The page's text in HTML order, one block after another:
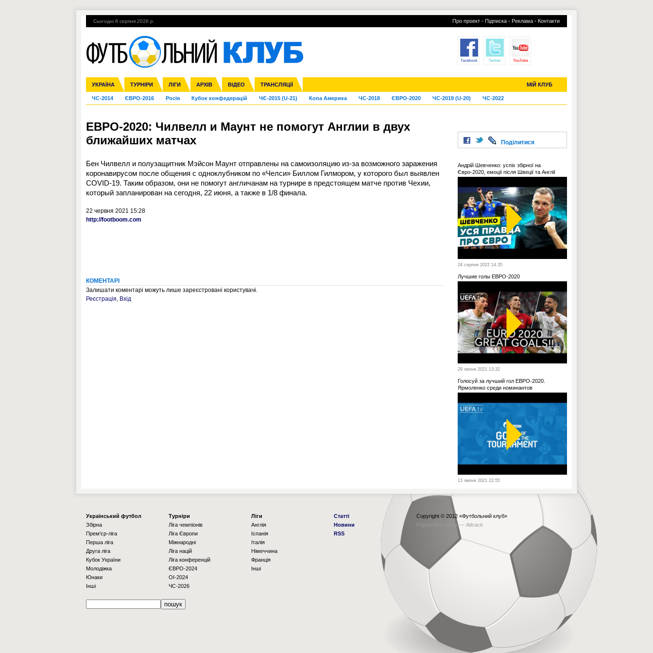
Сьогодні 8 серпня 2026 р. Про проект - Підписка - Реклама - Контакти
УКРАЇНА ТУРНІРИ ЛІГИ АРХІВ ВІДЕО ТРАНСЛЯЦІЇ МІЙ КЛУБ
Збірна Прем'єр-ліга Перша ліга Друга ліга Кубок України Молодіжка
Ліга чемпіонів Ліга Європи Міжнародні Ліга націй Ліга конференцій
Англія Іспанія Італія Німеччина Франція Інші
ЧС-2014 ЄВРО-2016 Росія Кубок конфедерацій ЧЄ-2015 (U-21) Копа Америка ЧС-2018 ЄВРО-2020 ЧС-2019 (U-20) ЧС-2022
Гарячі теми УПЛ, 2-й тур ВІЙНА УПЛ-ПЕРЕХОДИ УСІ ТРАНСФЕРИ
ЕВРО-2020: Чилвелл и Маунт не помогут Англии в двух
ближайших матчах
Бен Чилвелл и полузащитник Мэйсон Маунт отправлены на самоизоляцию из-за возможного заражения
коронавирусом после общения с одноклубником по «Челси» Биллом Гилмором, у которого был выявлен
COVID-19. Таким образом, они не помогут англичанам на турнире в предстоящем матче против Чехии,
который запланирован на сегодня, 22 июня, а также в 1/8 финала.
22 червня 2021 15:28
http://footboom.com
КОМЕНТАРІ
Залишати коментарі можуть лише зареєстровані користувачі.
Реєстрація, Вхід
Поділитися
Андрій Шевченко: успіх збірної на
Євро-2020, емоції після Швеції та Англії
24 серпня 2022 14:35
Лучшие голы ЕВРО-2020
29 липня 2021 13:32
Голосуй за лучший гол ЕВРО-2020.
Ярмоленко среди номинантов
13 липня 2021 22:55
Українcький футбол
Збірна
Прем'єр-ліга
Перша ліга
Друга ліга
Кубок України
Молодіжка
Юнаки
Інші
Турніри
Ліга чемпіонів
Ліга Європи
Міжнародні
Ліга націй
Ліга конференцій
ЄВРО-2024
OI-2024
ЧС-2026
Ліги
Англія
Іспанія
Італія
Німеччина
Франція
Інші
Статті
Новини
RSS
Copyright © 2012 «Футбольний клуб»
Рорзробка сайта — Attracti